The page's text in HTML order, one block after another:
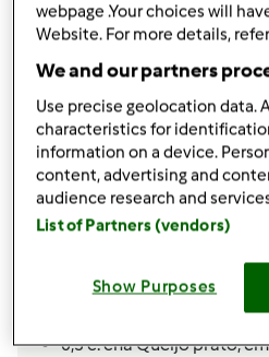
ovos
5unidades ovos
4colher de sopa leite
unidade
stick Maggi
colher de sopa
tomate picado
unidadeAbobrinha
cenoura ralada,
0,5c. cháQueijo prato,
webpage .Your choices will
Website. For more details,
We and our partners
Use precise geolocation data.
characteristics for
information on a device.
content, advertising and
audience research and
List of Partners (vendors)
Show Purposes